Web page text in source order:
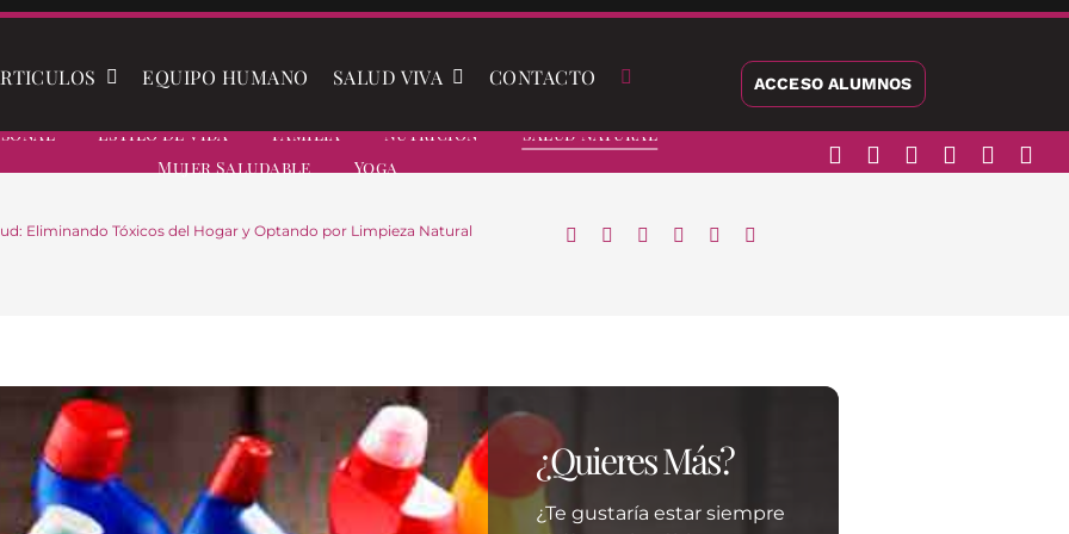
EQUIPO HUMANO SALUD VIVA CONTACTO ACCESO ALUMNOS
Estilo De Vida Familia Nutrición
Salud Natural
Mujer Saludable
Yoga
Eliminando Tóxicos del Hogar y Optando por Limpieza Natural
¿Quieres Más?
¿Te gustaría estar siempre